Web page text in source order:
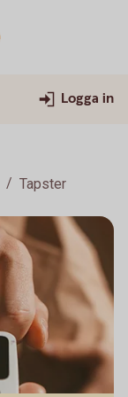
Logga in
Tapster